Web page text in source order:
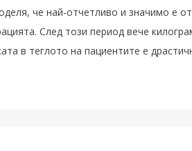
че най-отчетливо и значимо е
След този период вече
в теглото на пациентите е